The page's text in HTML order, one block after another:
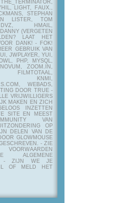
LIGHT, FAUX.,
STEPHAN
LISTER, TOM
HMAIL,
(VERGETEN
LAAT HET
DANK! - FOK!
GEBRUIK VAN
JWPLAYER, YUI,
PHP, MYSQL,
ZOOM.IN,
KNMI,
WEBADS,
DOOR TRUE -
VRIJWILLIGERS
MAKEN EN ZICH
INZETTEN
SITE EN MEEST
VAN
OP
DELEN VAN DE
GLOWMOUSE
- ZIE
ALGEMENE
- ZIJN WE JE
OF MELD HET